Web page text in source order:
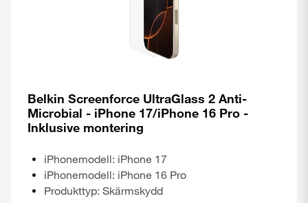
Belkin Screenforce UltraGlass 2 Anti-
Microbial - iPhone 17/iPhone 16 Pro -
Inklusive montering
iPhonemodell: iPhone 17
iPhonemodell: iPhone 16 Pro
Produkttyp: Skärmskydd